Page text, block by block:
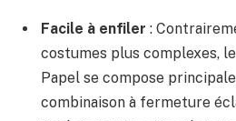
Facile à enfiler :
costumes plus complexes,
Papel se compose
combinaison à fermeture